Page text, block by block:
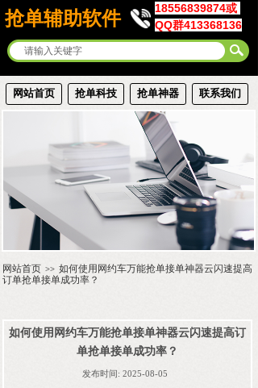
抢单辅助软件
18556839874或
QQ群413368136
网站首页 抢单科技 抢单神器 联系我们
网站首页 >> 如何使用网约车万能抢单接单神器云闪速提高
订单抢单接单成功率？
如何使用网约车万能抢单接单神器云闪速提高订
单抢单接单成功率？
发布时间: 2025-08-05